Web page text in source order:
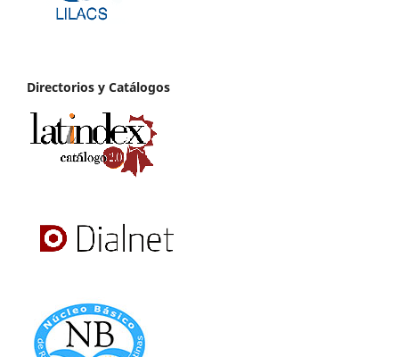
Directorios y Catálogos